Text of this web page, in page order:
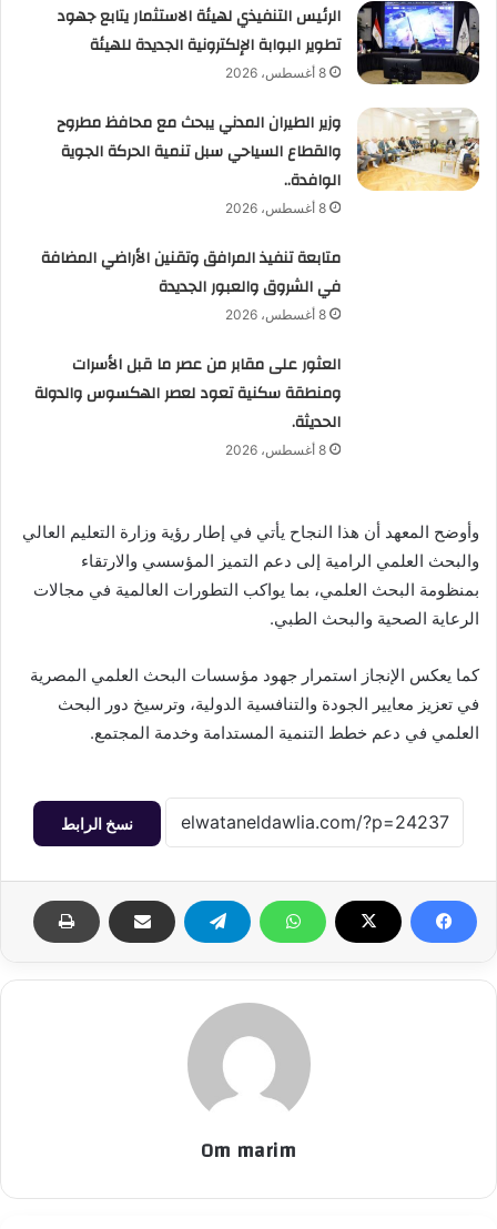
الرئيس التنفيذي لهيئة الاستثمار يتابع جهود
تطوير البوابة الإلكترونية الجديدة للهيئة
8 أغسطس، 2026
وزير الطيران المدني يبحث مع محافظ مطروح
والقطاع السياحي سبل تنمية الحركة الجوية
الوافدة..
8 أغسطس، 2026
متابعة تنفيذ المرافق وتقنين الأراضي المضافة
في الشروق والعبور الجديدة
8 أغسطس، 2026
العثور على مقابر من عصر ما قبل الأسرات
ومنطقة سكنية تعود لعصر الهكسوس والدولة
الحديثة.
8 أغسطس، 2026
وأوضح المعهد أن هذا النجاح يأتي في إطار رؤية وزارة التعليم العالي
والبحث العلمي الرامية إلى دعم التميز المؤسسي والارتقاء
بمنظومة البحث العلمي، بما يواكب التطورات العالمية في مجالات
الرعاية الصحية والبحث الطبي.
كما يعكس الإنجاز استمرار جهود مؤسسات البحث العلمي المصرية
في تعزيز معايير الجودة والتنافسية الدولية، وترسيخ دور البحث
العلمي في دعم خطط التنمية المستدامة وخدمة المجتمع.
نسخ الرابط
Om marim